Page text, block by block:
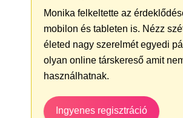
Monika felkeltette az
mobilon és tableten is. Nézz
életed nagy szerelmét egyedi
olyan online társkereső amit
használhatnak.
Ingyenes regisztráció